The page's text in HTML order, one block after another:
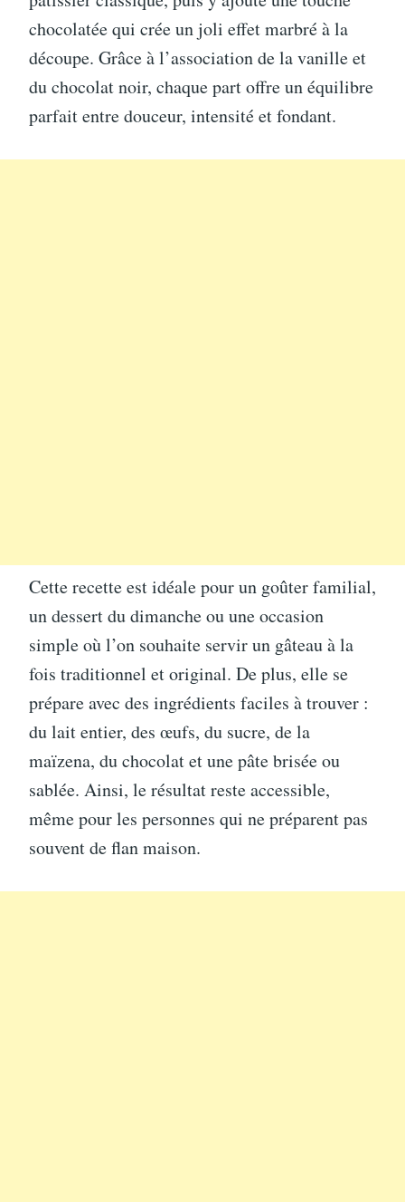
chocolatée qui crée un joli effet marbré à la
découpe. Grâce à l’association de la vanille et
du chocolat noir, chaque part offre un équilibre
parfait entre douceur, intensité et fondant.
Cette recette est idéale pour un goûter familial,
un dessert du dimanche ou une occasion
simple où l’on souhaite servir un gâteau à la
fois traditionnel et original. De plus, elle se
prépare avec des ingrédients faciles à trouver :
du lait entier, des œufs, du sucre, de la
maïzena, du chocolat et une pâte brisée ou
sablée. Ainsi, le résultat reste accessible,
même pour les personnes qui ne préparent pas
souvent de flan maison.